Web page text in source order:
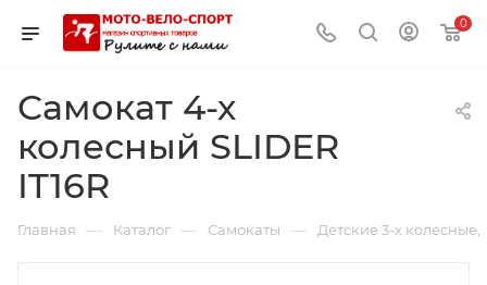
0
Самокат 4-х
колесный SLIDER
IT16R
Главная — Каталог — Самокаты — Детские 3-х колесные,